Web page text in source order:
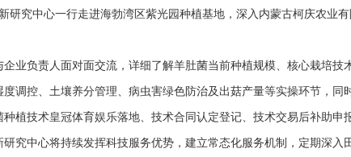
研究中心一行走进海勃湾区紫光园种植基地，深入内蒙古柯庆农业
业负责人面对面交流，详细了解羊肚菌当前种植规模、核心栽培
调控、土壤养分管理、病虫害绿色防治及出菇产量等实操环节，
植技术皇冠体育娱乐落地、技术合同认定登记、技术交易后补助申
究中心将持续发挥科技服务优势，建立常态化服务机制，定期深